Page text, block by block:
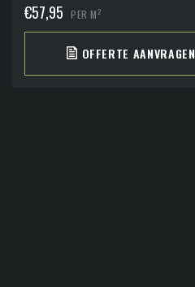
€57,95 PER M2
OFFERTE AANVRAGEN